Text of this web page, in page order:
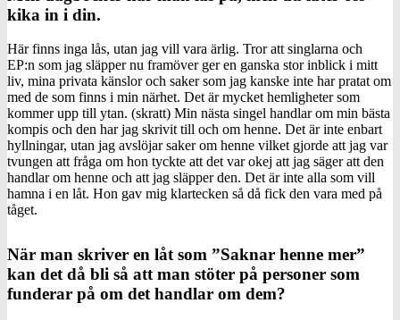
kika in i din.
Här finns inga lås, utan jag vill vara ärlig. Tror att singlarna och
EP:n som jag släpper nu framöver ger en ganska stor inblick i mitt
liv, mina privata känslor och saker som jag kanske inte har pratat om
med de som finns i min närhet. Det är mycket hemligheter som
kommer upp till ytan. (skratt) Min nästa singel handlar om min bästa
kompis och den har jag skrivit till och om henne. Det är inte enbart
hyllningar, utan jag avslöjar saker om henne vilket gjorde att jag var
tvungen att fråga om hon tyckte att det var okej att jag säger att den
handlar om henne och att jag släpper den. Det är inte alla som vill
hamna i en låt. Hon gav mig klartecken så då fick den vara med på
tåget.
När man skriver en låt som ”Saknar henne mer”
kan det då bli så att man stöter på personer som
funderar på om det handlar om dem?